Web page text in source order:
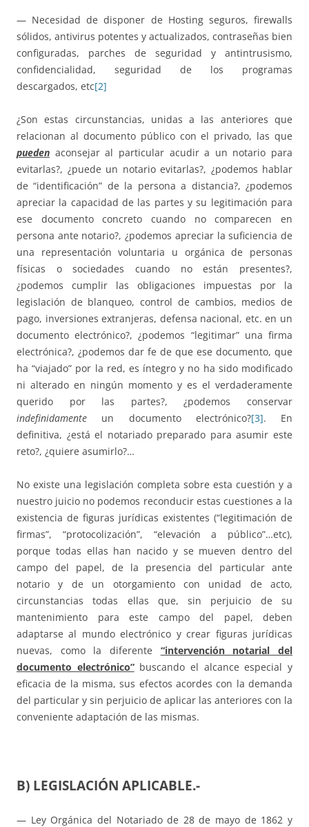
— Necesidad de disponer de Hosting seguros, firewalls
sólidos, antivirus potentes y actualizados, contraseñas bien
configuradas, parches de seguridad y antintrusismo,
confidencialidad, seguridad de los programas
descargados, etc[2]
¿Son estas circunstancias, unidas a las anteriores que
relacionan al documento público con el privado, las que
pueden aconsejar al particular acudir a un notario para
evitarlas?, ¿puede un notario evitarlas?, ¿podemos hablar
de “identificación” de la persona a distancia?, ¿podemos
apreciar la capacidad de las partes y su legitimación para
ese documento concreto cuando no comparecen en
persona ante notario?, ¿podemos apreciar la suficiencia de
una representación voluntaria u orgánica de personas
físicas o sociedades cuando no están presentes?,
¿podemos cumplir las obligaciones impuestas por la
legislación de blanqueo, control de cambios, medios de
pago, inversiones extranjeras, defensa nacional, etc. en un
documento electrónico?, ¿podemos “legitimar” una firma
electrónica?, ¿podemos dar fe de que ese documento, que
ha “viajado” por la red, es íntegro y no ha sido modificado
ni alterado en ningún momento y es el verdaderamente
querido por las partes?, ¿podemos conservar
indefinidamente un documento electrónico?[3]. En
definitiva, ¿está el notariado preparado para asumir este
reto?, ¿quiere asumirlo?…
No existe una legislación completa sobre esta cuestión y a
nuestro juicio no podemos reconducir estas cuestiones a la
existencia de figuras jurídicas existentes (“legitimación de
firmas”, “protocolización”, “elevación a público”…etc),
porque todas ellas han nacido y se mueven dentro del
campo del papel, de la presencia del particular ante
notario y de un otorgamiento con unidad de acto,
circunstancias todas ellas que, sin perjuicio de su
mantenimiento para este campo del papel, deben
adaptarse al mundo electrónico y crear figuras jurídicas
nuevas, como la diferente “intervención notarial del
documento electrónico”buscando el alcance especial y
eficacia de la misma, sus efectos acordes con la demanda
del particular y sin perjuicio de aplicar las anteriores con la
conveniente adaptación de las mismas.
B) LEGISLACIÓN APLICABLE.-
— Ley Orgánica del Notariado de 28 de mayo de 1862 y